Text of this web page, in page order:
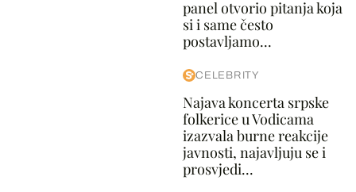
panel otvorio pitanja koja
si i same često
postavljamo...
CELEBRITY
Najava koncerta srpske
folkerice u Vodicama
izazvala burne reakcije
javnosti, najavljuju se i
prosvjedi...